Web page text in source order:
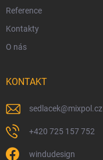
Reference
Kontakty
O nás
KONTAKT
sedlacek@mixpol.cz
+420 725 157 752
windudesign